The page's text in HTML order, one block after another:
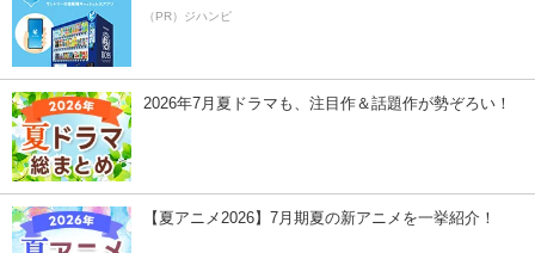
（PR）ジハンピ
2026年7月夏ドラマも、注目作＆話題作が勢ぞろい！
【夏アニメ2026】7月期夏の新アニメを一挙紹介！